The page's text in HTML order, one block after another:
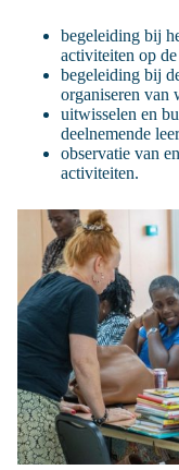
begeleiding bij
activiteiten op
begeleiding bij
organiseren van
uitwisselen en
deelnemende
observatie van
activiteiten.